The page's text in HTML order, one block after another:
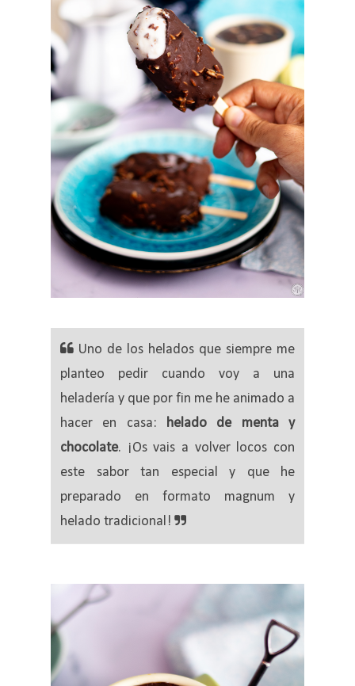
Uno de los helados que siempre me
planteo pedir cuando voy a una
heladería y que por fin me he animado a
hacer en casa: helado de menta y
chocolate. ¡Os vais a volver locos con
este sabor tan especial y que he
preparado en formato magnum y
helado tradicional!